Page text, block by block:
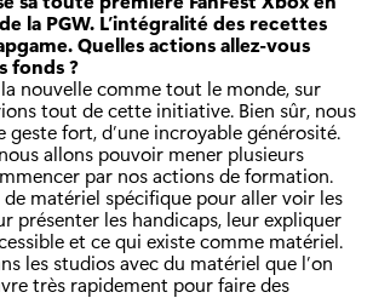
la PGW. L’intégralité des recettes
Quelles actions allez-vous
fonds ?
nouvelle comme tout le monde, sur
tout de cette initiative. Bien sûr, nous
geste fort, d’une incroyable générosité.
allons pouvoir mener plusieurs
par nos actions de formation.
de matériel spécifique pour aller voir les
présenter les handicaps, leur expliquer
et ce qui existe comme matériel.
les studios avec du matériel que l’on
très rapidement pour faire des